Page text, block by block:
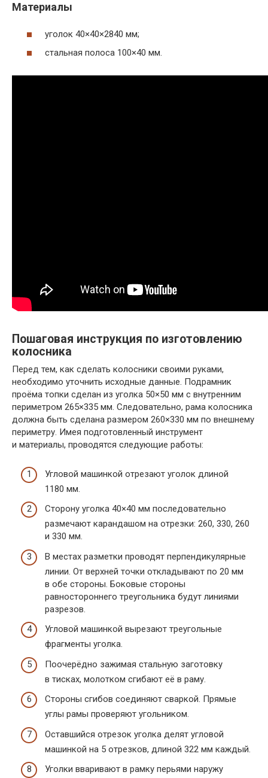
Материалы
уголок 40×40×2840 мм;
стальная полоса 100×40 мм.
Пошаговая инструкция по изготовлению
колосника
Перед тем, как сделать колосники своими руками,
необходимо уточнить исходные данные. Подрамник
проёма топки сделан из уголка 50×50 мм с внутренним
периметром 265×335 мм. Следовательно, рама колосника
должна быть сделана размером 260×330 мм по внешнему
периметру. Имея подготовленный инструмент
и материалы, проводятся следующие работы:
Угловой машинкой отрезают уголок длиной
1180 мм.
Сторону уголка 40×40 мм последовательно
размечают карандашом на отрезки: 260, 330, 260
и 330 мм.
В местах разметки проводят перпендикулярные
линии. От верхней точки откладывают по 20 мм
в обе стороны. Боковые стороны
равностороннего треугольника будут линиями
разрезов.
Угловой машинкой вырезают треугольные
фрагменты уголка.
Поочерёдно зажимая стальную заготовку
в тисках, молотком сгибают её в раму.
Стороны сгибов соединяют сваркой. Прямые
углы рамы проверяют угольником.
Оставшийся отрезок уголка делят угловой
машинкой на 5 отрезков, длиной 322 мм каждый.
Уголки вваривают в рамку перьями наружу